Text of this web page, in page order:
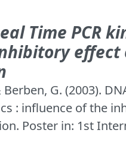
Time PCR
effect
Berben, G. (2003).
: influence of the
Poster in: 1st